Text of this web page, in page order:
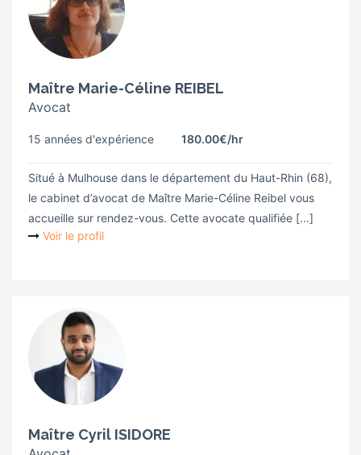
Maître Marie-Céline REIBEL
Avocat
15 années d'expérience 180.00€/hr
Situé à Mulhouse dans le département du Haut-Rhin (68),
le cabinet d’avocat de Maître Marie-Céline Reibel vous
accueille sur rendez-vous. Cette avocate qualifiée [...]
Voir le profil
Maître Cyril ISIDORE